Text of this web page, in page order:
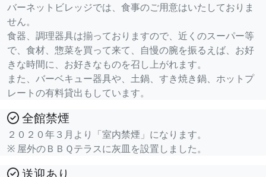
バーネットビレッジでは、食事のご用意はいたしておりま
せん。
食器、調理器具は揃っておりますので、近くのスーパー等
で、食材、惣菜を買って来て、自慢の腕を振るえば、お好
きな時間に、お好きなものを召し上がれます。
また、バーベキュー器具や、土鍋、すき焼き鍋、ホットプ
レートの有料貸出もしています。
全館禁煙
２０２０年３月より「室内禁煙」になります。
※ 屋外のＢＢＱテラスに灰皿を設置しました。
送迎あり